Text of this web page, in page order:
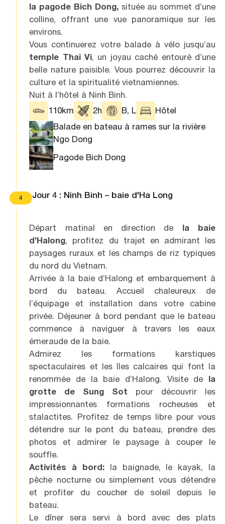
la pagode Bich Dong,située au sommet d’une
colline, offrant une vue panoramique sur les
environs.
Vous continuerez votre balade à vélo jusqu’au
temple Thai Vi, un joyau caché entouré d’une
belle nature paisible. Vous pourrez découvrir la
culture et la spiritualité vietnamiennes.
Nuit à l’hôtel à Ninh Binh.
110km
2h B, L
Hôtel
Balade en bateau à rames sur la rivière
Ngo Dong
Pagode Bich Dong
4 Jour 4 : Ninh Binh – baie d'Ha Long
Départ matinal en direction de la baie
d’Halong, profitez du trajet en admirant les
paysages ruraux et les champs de riz typiques
du nord du Vietnam.
Arrivée à la baie d’Halong et embarquement à
bord du bateau. Accueil chaleureux de
l’équipage et installation dans votre cabine
privée. Déjeuner à bord pendant que le bateau
commence à naviguer à travers les eaux
émeraude de la baie.
Admirez les formations karstiques
spectaculaires et les îles calcaires qui font la
renommée de la baie d’Halong. Visite de la
grotte de Sung Sot pour découvrir les
impressionnantes formations rocheuses et
stalactites. Profitez de temps libre pour vous
détendre sur le pont du bateau, prendre des
photos et admirer le paysage à couper le
souffle.
Activités à bord:la baignade, le kayak, la
pêche nocturne ou simplement vous détendre
et profiter du coucher de soleil depuis le
bateau.
Le dîner sera servi à bord avec des plats